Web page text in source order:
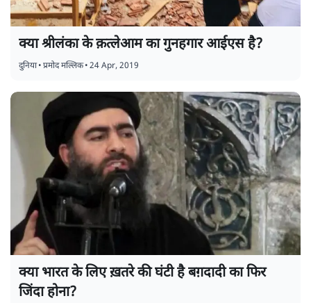
क्या श्रीलंका के क़त्लेआम का गुनहगार आईएस है?
दुनिया•प्रमोद मल्लिक•24 Apr, 2019
क्या भारत के लिए ख़तरे की घंटी है बग़दादी का फिर
जिंदा होना?